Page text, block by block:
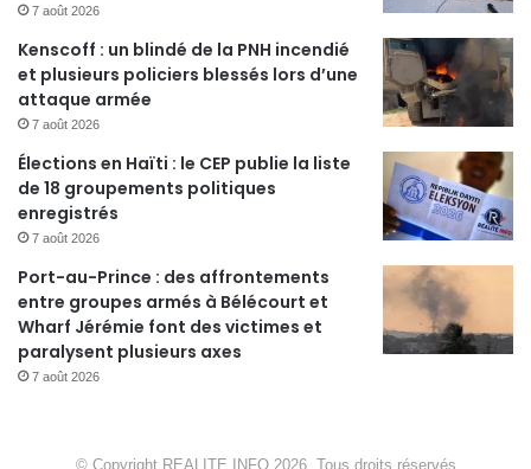
7 août 2026
Kenscoff : un blindé de la PNH incendié
et plusieurs policiers blessés lors d’une
attaque armée
7 août 2026
Élections en Haïti : le CEP publie la liste
de 18 groupements politiques
enregistrés
7 août 2026
Port-au-Prince : des affrontements
entre groupes armés à Bélécourt et
Wharf Jérémie font des victimes et
paralysent plusieurs axes
7 août 2026
© Copyright REALITE INFO 2026, Tous droits réservés